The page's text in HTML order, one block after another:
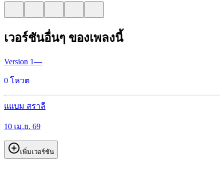
เวอร์ชันอื่นๆ ของเพลงนี้
Version 1—
0 โหวต
แแบม สราลี
10 เม.ย. 69
เพิ่มเวอร์ชัน